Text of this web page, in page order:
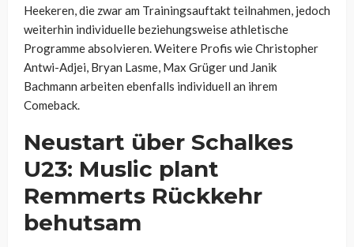
Heekeren, die zwar am Trainingsauftakt teilnahmen, jedoch
weiterhin individuelle beziehungsweise athletische
Programme absolvieren. Weitere Profis wie Christopher
Antwi-Adjei, Bryan Lasme, Max Grüger und Janik
Bachmann arbeiten ebenfalls individuell an ihrem
Comeback.
Neustart über Schalkes
U23: Muslic plant
Remmerts Rückkehr
behutsam